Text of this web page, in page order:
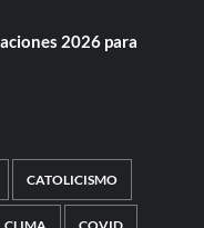
2026 para
CATOLICISMO